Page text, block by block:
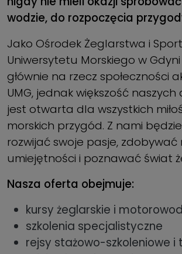
wodzie, do rozpoczęcia
Jako Ośrodek Żeglarstwa i
Uniwersytetu Morskiego w
głównie na rzecz społeczności
UMG, jednak większość
jest otwarta dla wszystkich
morskich przygód. Z nami
rozwijać swoje pasje, zdobywać
umiejętności i poznawać świat
Nasza oferta obejmuje:
kursy żeglarskie i
szkolenia specjalistyczne
rejsy stażowo-szkoleniowe